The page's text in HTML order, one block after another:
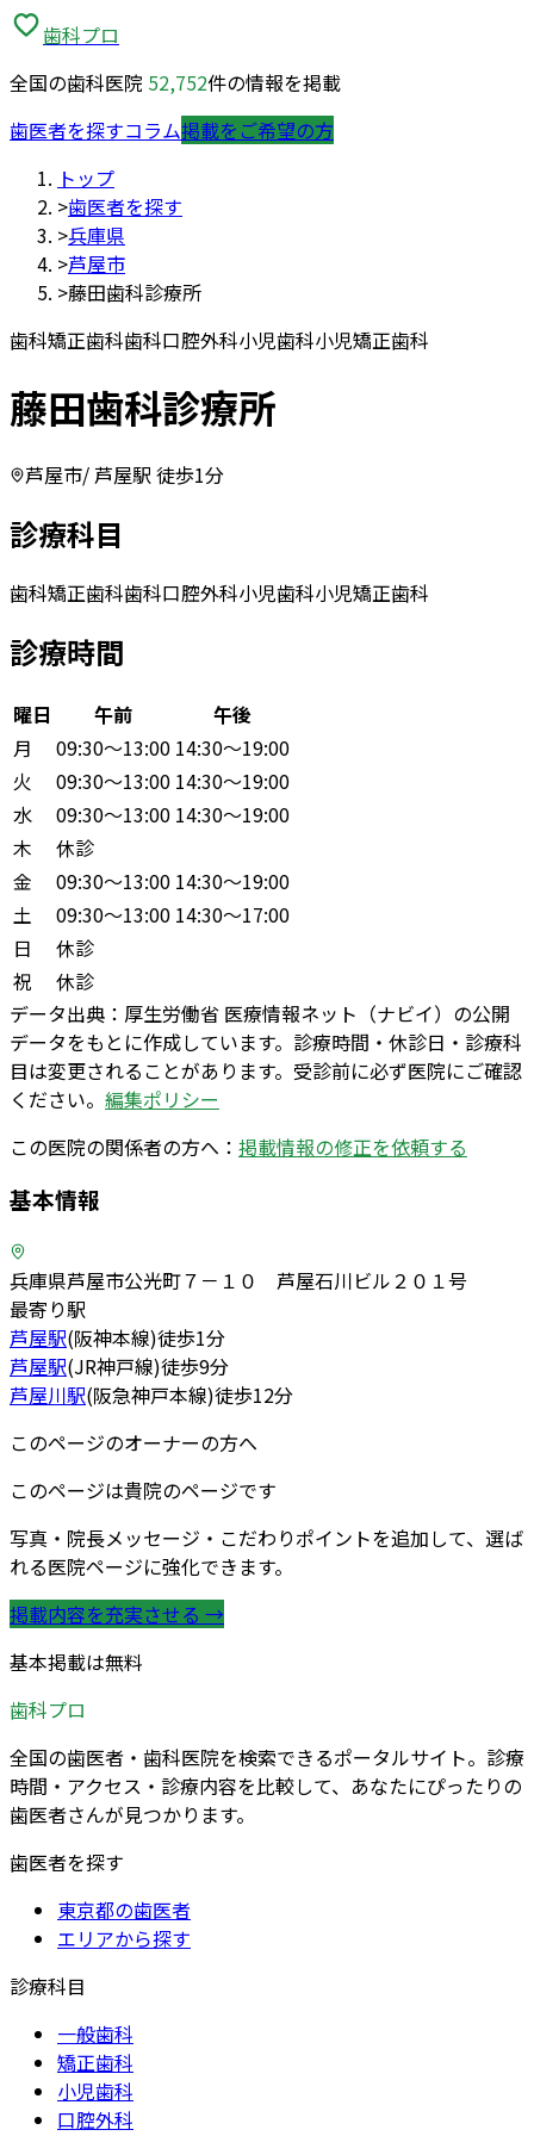
歯科プロ
全国の歯科医院 52,752件の情報を掲載
歯医者を探すコラム掲載をご希望の方
トップ
>歯医者を探す
>兵庫県
>芦屋市
>藤田歯科診療所
歯科矯正歯科歯科口腔外科小児歯科小児矯正歯科
藤田歯科診療所
芦屋市/ 芦屋駅 徒歩1分
診療科目
歯科矯正歯科歯科口腔外科小児歯科小児矯正歯科
診療時間
曜日 午前
午後
月
09:30〜13:00 14:30〜19:00
火
09:30〜13:00 14:30〜19:00
水
09:30〜13:00 14:30〜19:00
木
休診
金
09:30〜13:00 14:30〜19:00
土
09:30〜13:00 14:30〜17:00
日
休診
祝
休診
データ出典： 厚生労働省 医療情報ネット（ナビイ）の公開
データをもとに作成しています。診療時間・休診日・診療科
目は変更されることがあります。受診前に必ず医院にご確認
ください。 編集ポリシー
この医院の関係者の方へ： 掲載情報の修正を依頼する
基本情報
兵庫県芦屋市公光町７－１０ 芦屋石川ビル２０１号
最寄り駅
芦屋駅(阪神本線)徒歩1分
芦屋駅(JR神戸線)徒歩9分
芦屋川駅(阪急神戸本線)徒歩12分
このページのオーナーの方へ
このページは貴院のページです
写真・院長メッセージ・こだわりポイントを追加して、選ば
れる医院ページに強化できます。
掲載内容を充実させる →
基本掲載は無料
歯科プロ
全国の歯医者・歯科医院を検索できるポータルサイト。診療
時間・アクセス・診療内容を比較して、あなたにぴったりの
歯医者さんが見つかります。
歯医者を探す
東京都の歯医者
エリアから探す
診療科目
一般歯科
矯正歯科
小児歯科
口腔外科